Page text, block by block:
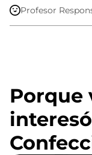
Profesor
Porque